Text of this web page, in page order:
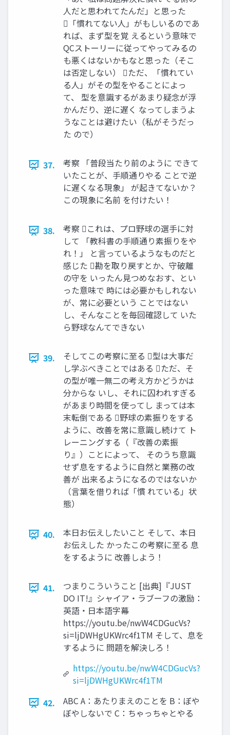
人だと思われてたんだ」と思った
「慣れてない人」がもしいるのであ
れば、まず型を覚 えるという意味で
QCストーリーに従ってやってみるの
も悪くはないかもなと思った（そこ
は否定しない） ただ、「慣れてい
る人」がその型をやることによっ
て、 型を意識するがあまり疑念が浮
かんだり、逆に遅く なってしまうよ
うなことは避けたい（私がそうだっ
た ので）
37.
考察 「普段当たり前のように できて
いたことが、手順通りやる ことで逆
に遅くなる現象」 が起きてないか？
この現象に名前 を付けたい！
38.
考察 これは、プロ野球の選手に対
して 「教科書の手順通り素振りをや
れ！」 と言っているようなものだと
感じた 勘を取り戻すとか、守破離
の守を いったん見つめなおす、とい
った意味で 時には必要かもしれない
が、常に必要という ことではない
し、そんなことを毎回確認して いた
ら野球なんてできない
39.
そしてこの考察に至る 型は大事だ
し学ぶべきことではある ただ、そ
の型が唯一無二の考え方かどうかは
分からな いし、それに囚われすぎる
があまり時間を使ってし まっては本
末転倒である 野球の素振りをする
ように、改善を常に意識し続けて ト
レーニングする（『改善の素振
り』）ことによって、 そのうち意識
せず息をするように自然と業務の改
善が 出来るようになるのではないか
（言葉を借りれば「慣 れている」状
態）
40.
本日お伝えしたいこと そして、本日
お伝えした かったこの考察に至る 息
をするように 改善しよう！
41.
つまりこういうこと [出典]『JUST
DO IT!』シャイア・ラブーフの激励：
英語・日本語字幕
https://youtu.be/nwW4CDGucVs?
si=ljDWHgUKWrc4f1TM そして、息を
するように 問題を解決しろ！
https://youtu.be/nwW4CDGucVs?
si=ljDWHgUKWrc4f1TM
42.
ABC A：あたりまえのことを B：ぼや
ぼやしないで C：ちゃっちゃとやる